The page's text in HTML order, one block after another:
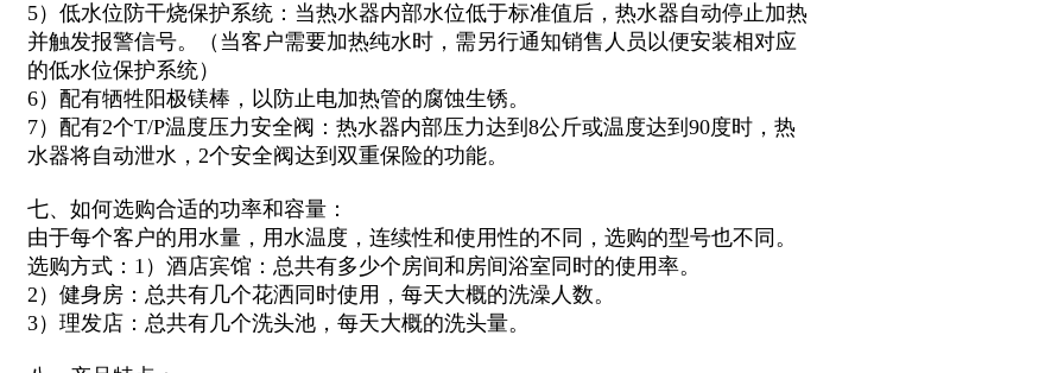
5）低水位防干烧保护系统：当热水器内部水位低于标准值后，热水器自动停止加热
并触发报警信号。（当客户需要加热纯水时，需另行通知销售人员以便安装相对应
的低水位保护系统）
6）配有牺牲阳极镁棒，以防止电加热管的腐蚀生锈。
7）配有2个T/P温度压力安全阀：热水器内部压力达到8公斤或温度达到90度时，热
水器将自动泄水，2个安全阀达到双重保险的功能。
七、如何选购合适的功率和容量：
由于每个客户的用水量，用水温度，连续性和使用性的不同，选购的型号也不同。
选购方式：1）酒店宾馆：总共有多少个房间和房间浴室同时的使用率。
2）健身房：总共有几个花洒同时使用，每天大概的洗澡人数。
3）理发店：总共有几个洗头池，每天大概的洗头量。